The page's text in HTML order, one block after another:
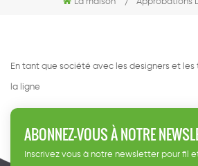
En tant que société avec les designers et les
la ligne
ABONNEZ-VOUS À NOTRE
Inscrivez vous à notre newsletter pour fil